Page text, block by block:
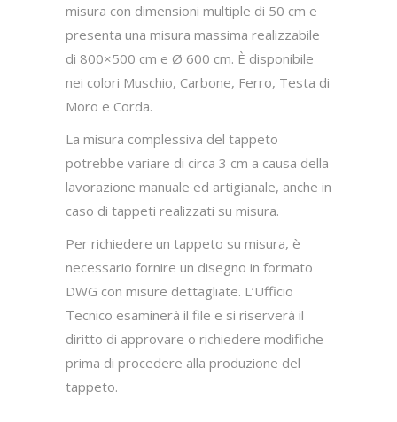
misura con dimensioni multiple di 50 cm e
presenta una misura massima realizzabile
di 800×500 cm e Ø 600 cm. È disponibile
nei colori Muschio, Carbone, Ferro, Testa di
Moro e Corda.
La misura complessiva del tappeto
potrebbe variare di circa 3 cm a causa della
lavorazione manuale ed artigianale, anche in
caso di tappeti realizzati su misura.
Per richiedere un tappeto su misura, è
necessario fornire un disegno in formato
DWG con misure dettagliate. L’Ufficio
Tecnico esaminerà il file e si riserverà il
diritto di approvare o richiedere modifiche
prima di procedere alla produzione del
tappeto.